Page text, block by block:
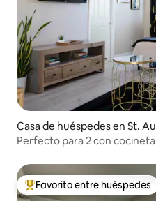
Casa de huéspedes en St.
Perfecto para 2 con
De los mejores en Favorito
Favorito entre huéspedes